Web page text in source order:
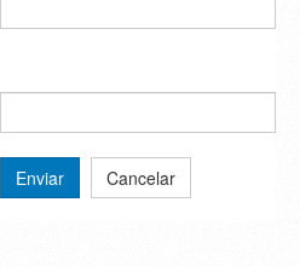
Enviar Cancelar